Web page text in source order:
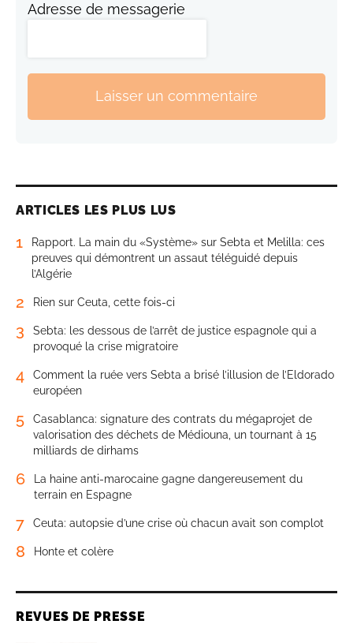
Adresse de messagerie
Laisser un commentaire
ARTICLES LES PLUS LUS
1
Rapport. La main du «Système» sur Sebta et Melilla: ces
preuves qui démontrent un assaut téléguidé depuis
l’Algérie
2 Rien sur Ceuta, cette fois-ci
3
Sebta: les dessous de l’arrêt de justice espagnole qui a
provoqué la crise migratoire
4
Comment la ruée vers Sebta a brisé l’illusion de l’Eldorado
européen
5
Casablanca: signature des contrats du mégaprojet de
valorisation des déchets de Médiouna, un tournant à 15
milliards de dirhams
6
La haine anti-marocaine gagne dangereusement du
terrain en Espagne
7 Ceuta: autopsie d’une crise où chacun avait son complot
8 Honte et colère
REVUES DE PRESSE